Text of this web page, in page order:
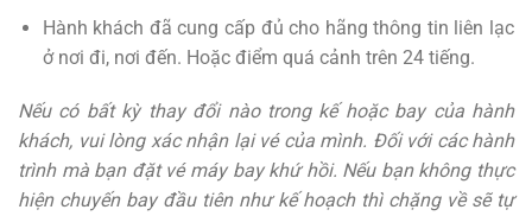
Hành khách đã cung cấp đủ cho hãng thông tin liên lạc
ở nơi đi, nơi đến. Hoặc điểm quá cảnh trên 24 tiếng.
Nếu có bất kỳ thay đổi nào trong kế hoặc bay của hành
khách, vui lòng xác nhận lại vé của mình. Đối với các hành
trình mà bạn đặt vé máy bay khứ hồi. Nếu bạn không thực
hiện chuyến bay đầu tiên như kế hoạch thì chặng về sẽ tự